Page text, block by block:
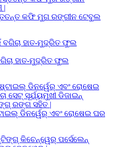
କଫି ମୁଗ ରଙ୍ଗୀନ ଟେବୁଲ
ହାତ-ମୁଦ୍ରିତ ଫୁଲ
ଡିନର୍ୱେର୍ ଏବଂ ରୋଷେଇ ଘର